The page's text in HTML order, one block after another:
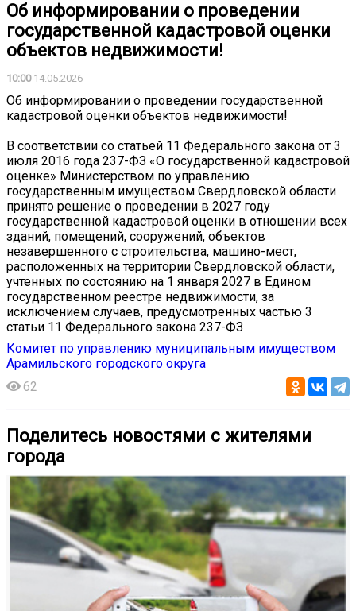
Об информировании о проведении
государственной кадастровой оценки
объектов недвижимости!
10:0014.05.2026
Об информировании о проведении государственной
кадастровой оценки объектов недвижимости!
В соответствии со статьей 11 Федерального закона от 3
июля 2016 года 237-ФЗ «О государственной кадастровой
оценке» Министерством по управлению
государственным имуществом Свердловской области
принято решение о проведении в 2027 году
государственной кадастровой оценки в отношении всех
зданий, помещений, сооружений, объектов
незавершенного с строительства, машино-мест,
расположенных на территории Свердловской области,
учтенных по состоянию на 1 января 2027 в Едином
государственном реестре недвижимости, за
исключением случаев, предусмотренных частью 3
статьи 11 Федерального закона 237-ФЗ
Комитет по управлению муниципальным имуществом
Арамильского городского округа
62
Поделитесь новостями с жителями
города